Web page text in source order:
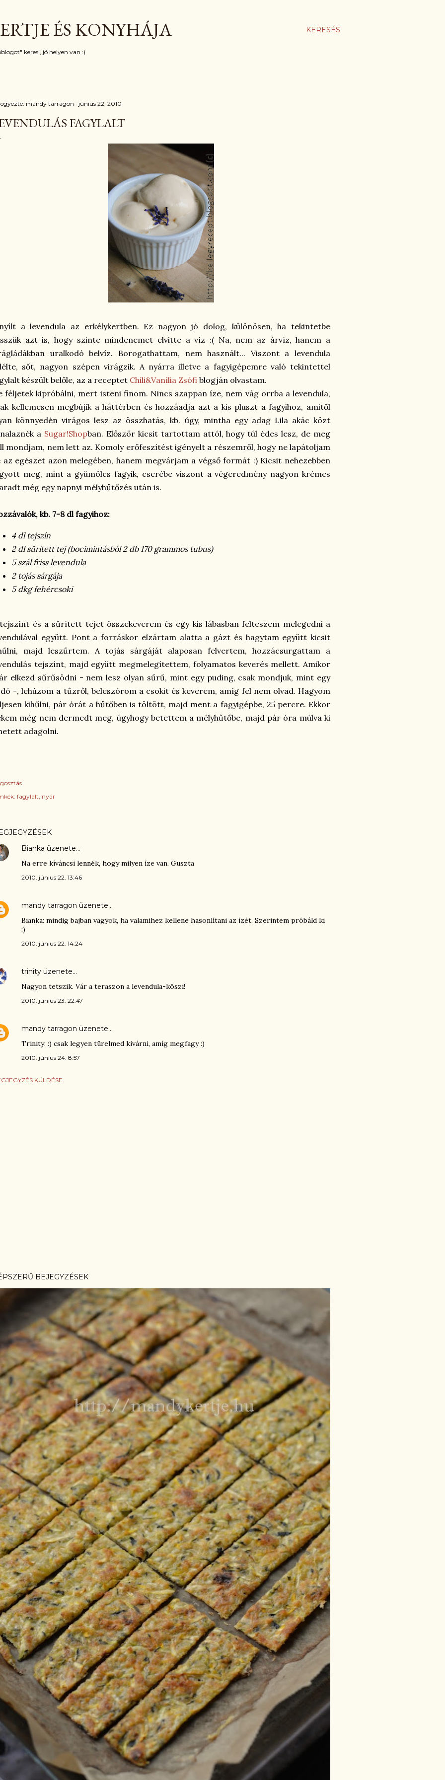
KERESÉS
ÉS KONYHÁJA
keresi, jó helyen van :)
mandy tarragon június 22, 2010
FAGYLALT
a levendula az erkélykertben. Ez nagyon jó dolog, különösen, ha tekintetbe
azt is, hogy szinte mindenemet elvitte a víz :( Na, nem az árvíz, hanem a
uralkodó belvíz. Borogathattam, nem használt... Viszont a levendula
sőt, nagyon szépen virágzik. A nyárra illetve a fagyigépemre való tekintettel
készült belőle, az a receptet Chili&Vanília Zsófi blogján olvastam.
féljetek kipróbálni, mert isteni finom. Nincs szappan íze, nem vág orrba a levendula,
kellemesen megbújik a háttérben és hozzáadja azt a kis pluszt a fagyihoz, amitől
könnyedén virágos lesz az összhatás, kb. úgy, mintha egy adag Lila akác közt
a Sugar!Shopban. Először kicsit tartottam attól, hogy túl édes lesz, de meg
mondjam, nem lett az. Komoly erőfeszítést igényelt a részemről, hogy ne lapátoljam
az egészet azon melegében, hanem megvárjam a végső formát :) Kicsit nehezebben
meg, mint a gyümölcs fagyik, cserébe viszont a végeredmény nagyon krémes
még egy napnyi mélyhűtőzés után is.
kb. 7-8 dl fagyihoz:
4 dl tejszín
2 dl sűrített tej (bocimintásból 2 db 170 grammos tubus)
5 szál friss levendula
2 tojás sárgája
5 dkg fehércsoki
és a sűrített tejet összekeverem és egy kis lábasban felteszem melegedni a
együtt. Pont a forráskor elzártam alatta a gázt és hagytam együtt kicsit
majd leszűrtem. A tojás sárgáját alaposan felvertem, hozzácsurgattam a
tejszínt, majd együtt megmelegítettem, folyamatos keverés mellett. Amikor
elkezd sűrűsödni - nem lesz olyan sűrű, mint egy puding, csak mondjuk, mint egy
-, lehúzom a tűzről, beleszórom a csokit és keverem, amíg fel nem olvad. Hagyom
kihűlni, pár órát a hűtőben is töltött, majd ment a fagyigépbe, 25 percre. Ekkor
még nem dermedt meg, úgyhogy betettem a mélyhűtőbe, majd pár óra múlva ki
adagolni.
fagylalt nyár
Bianka üzenete…
Na erre kíváncsi lennék, hogy milyen íze van. Guszta
2010. június 22. 13:46
mandy tarragon üzenete…
Bianka: mindig bajban vagyok, ha valamihez kellene hasonlítani az ízét. Szerintem próbáld ki
:)
2010. június 22. 14:24
trinity üzenete…
Nagyon tetszik. Vár a teraszon a levendula-köszi!
2010. június 23. 22:47
mandy tarragon üzenete…
Trinity: :) csak legyen türelmed kivárni, amíg megfagy :)
2010. június 24. 8:57
KÜLDÉSE
BEJEGYZÉSEK